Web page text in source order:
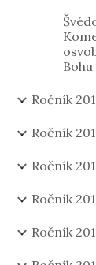
Bohu
Ročník
Ročník
Ročník
Ročník
Ročník